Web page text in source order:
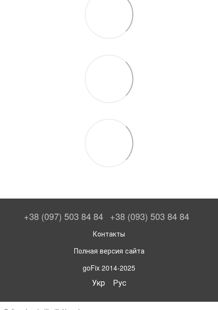
+38 (097) 503 84 84 +38 (093) 503 84 84
Контакты
Полная версия сайта
goFix 2014-2025
Укр Рус